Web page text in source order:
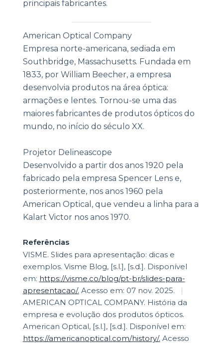
principais fabricantes.
American Optical Company
Empresa norte-americana, sediada em
Southbridge, Massachusetts. Fundada em
1833, por William Beecher, a empresa
desenvolvia produtos na área óptica:
armações e lentes. Tornou-se uma das
maiores fabricantes de produtos ópticos do
mundo, no início do século XX.
Projetor Delineascope
Desenvolvido a partir dos anos 1920 pela
fabricado pela empresa Spencer Lens e,
posteriormente, nos anos 1960 pela
American Optical, que vendeu a linha para a
Kalart Victor nos anos 1970.
Referências
VISME. Slides para apresentação: dicas e
exemplos. Visme Blog, [s.l.], [s.d.]. Disponível
em: https://visme.co/blog/pt-br/slides-para-
apresentacao/. Acesso em: 07 nov. 2025.
|
AMERICAN OPTICAL COMPANY. História da
empresa e evolução dos produtos ópticos.
American Optical, [s.l.], [s.d.]. Disponível em:
https://americanoptical.com/history/. Acesso